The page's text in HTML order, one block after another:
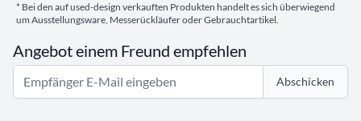
* Bei den auf used-design verkauften Produkten handelt es sich überwiegend
um Ausstellungsware, Messerückläufer oder Gebrauchtartikel.
Angebot einem Freund empfehlen
Abschicken